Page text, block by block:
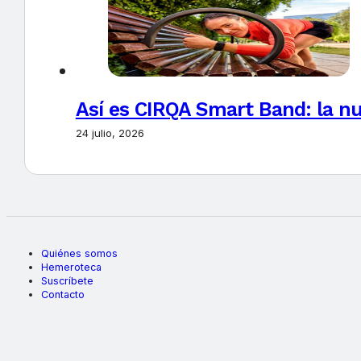
Así es CIRQA Smart Band: la
24 julio, 2026
Quiénes somos
Hemeroteca
Suscríbete
Contacto